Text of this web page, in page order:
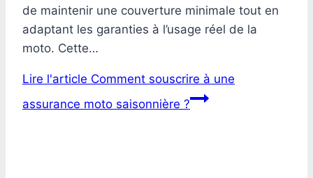
de maintenir une couverture minimale tout en
adaptant les garanties à l’usage réel de la
moto. Cette…
Lire l'article Comment souscrire à une
assurance moto saisonnière ?